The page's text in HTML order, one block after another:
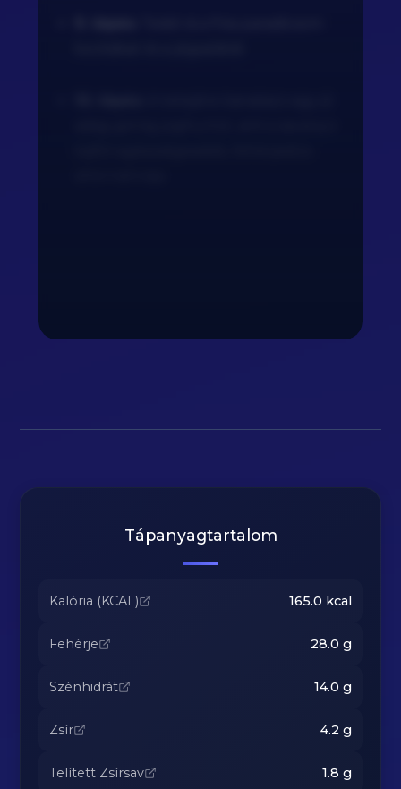
Tápanyagtartalom
Kalória (KCAL) 165.0 kcal
Fehérje 28.0 g
Szénhidrát 14.0 g
Zsír 4.2 g
Telített Zsírsav 1.8 g